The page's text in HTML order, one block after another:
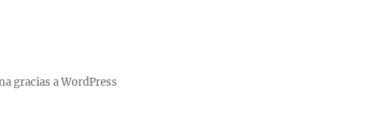
gracias a WordPress